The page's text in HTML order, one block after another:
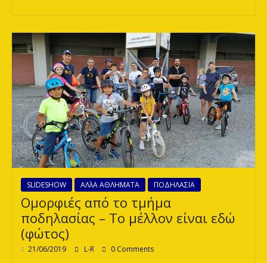
SLIDESHOW ΑΛλΑ ΑΘΛΗΜΑΤΑ ΠΟΔΗΛΑΣΙΑ
Ομορφιές από το τμήμα
ποδηλασίας – Το μέλλον είναι εδώ
(φώτος)
21/06/2019 L-R 0 Comments